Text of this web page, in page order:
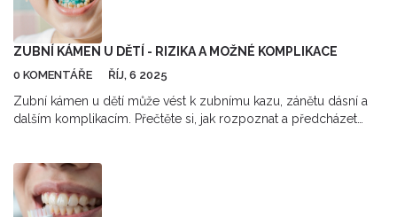
pravidelné kontrole u zubaře. Získejte všechny potřebné
informace a zvyšte své šance na prevenci tohoto běžného
zubního problému.
ZUBNÍ KÁMEN U DĚTÍ - RIZIKA A MOŽNÉ KOMPLIKACE
0 KOMENTÁŘE ŘÍJ, 6 2025
Zubní kámen u dětí může vést k zubnímu kazu, zánětu dásní a
dalším komplikacím. Přečtěte si, jak rozpoznat a předcházet